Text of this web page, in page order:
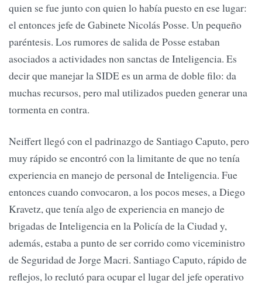
quien se fue junto con quien lo había puesto en ese lugar:
el entonces jefe de Gabinete Nicolás Posse. Un pequeño
paréntesis. Los rumores de salida de Posse estaban
asociados a actividades non sanctas de Inteligencia. Es
decir que manejar la SIDE es un arma de doble filo: da
muchas recursos, pero mal utilizados pueden generar una
tormenta en contra.
Neiffert llegó con el padrinazgo de Santiago Caputo, pero
muy rápido se encontró con la limitante de que no tenía
experiencia en manejo de personal de Inteligencia. Fue
entonces cuando convocaron, a los pocos meses, a Diego
Kravetz, que tenía algo de experiencia en manejo de
brigadas de Inteligencia en la Policía de la Ciudad y,
además, estaba a punto de ser corrido como viceministro
de Seguridad de Jorge Macri. Santiago Caputo, rápido de
reflejos, lo reclutó para ocupar el lugar del jefe operativo